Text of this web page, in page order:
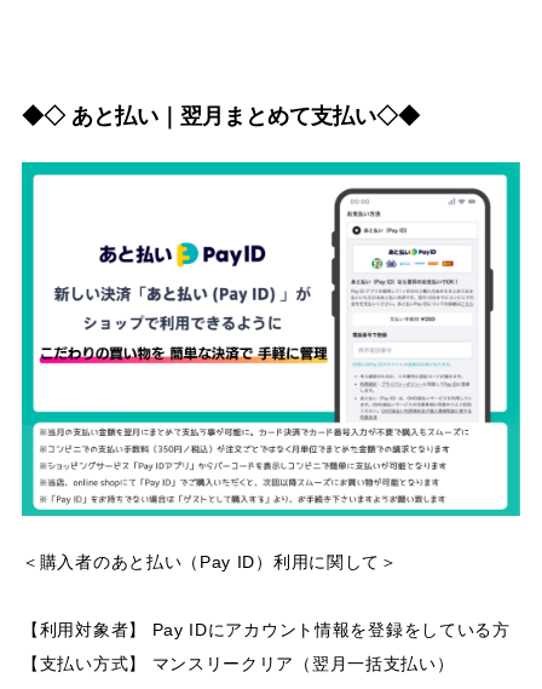
◆◇ あと払い｜翌月まとめて支払い◇◆
＜購入者のあと払い（Pay ID）利用に関して＞
【利用対象者】 Pay IDにアカウント情報を登録をしている方
【支払い方式】 マンスリークリア（翌月一括支払い）